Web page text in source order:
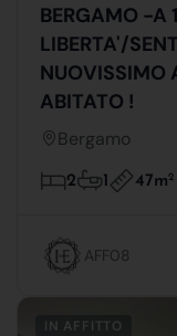
BERGAMO -A
LIBERTA'/
NUOVISSIMO
ABITATO !
Bergamo
2 1 47m2
AFF08
IN AFFITTO